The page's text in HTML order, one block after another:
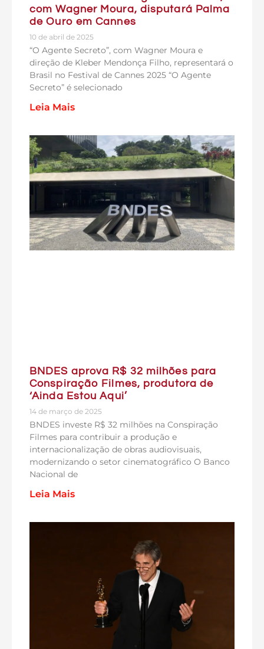
com Wagner Moura, disputará Palma
de Ouro em Cannes
10 de abril de 2025
“O Agente Secreto”, com Wagner Moura e
direção de Kleber Mendonça Filho, representará o
Brasil no Festival de Cannes 2025 “O Agente
Secreto” é selecionado
Leia Mais
BNDES aprova R$ 32 milhões para
Conspiração Filmes, produtora de
‘Ainda Estou Aqui’
14 de março de 2025
BNDES investe R$ 32 milhões na Conspiração
Filmes para contribuir a produção e
internacionalização de obras audiovisuais,
modernizando o setor cinematográfico O Banco
Nacional de
Leia Mais